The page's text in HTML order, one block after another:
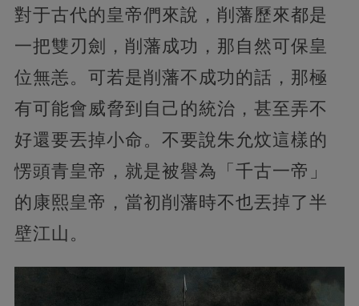
對于古代的皇帝們來說，削藩歷來都是
一把雙刃劍，削藩成功，那自然可保皇
位無恙。可若是削藩不成功的話，那極
有可能會威脅到自己的統治，甚至弄不
好還要丟掉小命。不要說朱允炆這樣的
愣頭青皇帝，就是被譽為「千古一帝」
的康熙皇帝，當初削藩時不也丟掉了半
壁江山。